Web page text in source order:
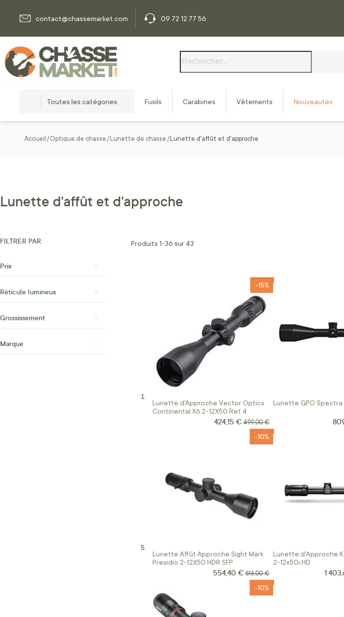
contact@chassemarket.com
09 72 12 77 56
Toutes les catégories Fusils Carabines Vêtements Nouveautés
Accueil Optique de chasse Lunette de chasse Lunette d'affût et d'approche
Lunette d'affût et d'approche
FILTRER PAR
Prix
Réticule lumineux
Grossissement
Marque
Produits 1-36 sur 43
Lunette d'Approche Vector Optics
Continental X6 2-12X50 Ret 4
-15%
Prix Spécial
424,15 € Prix normal
499,00 €
Lunette GPO Spectra
Lunette Affût Approche Sight Mark
Presidio 2-12X50 HDR SFP
-10%
Prix Spécial
554,40 € Prix normal
616,00 €
Lunette d'Approche
2-12x50i HD
Prix
1
-10%